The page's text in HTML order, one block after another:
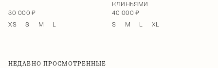
30 000 ₽
XS
S M L
КЛИНЬЯМИ
40 000 ₽
S
M L XL
НЕДАВНО ПРОСМОТРЕННЫЕ